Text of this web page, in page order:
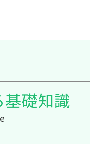
基礎知識